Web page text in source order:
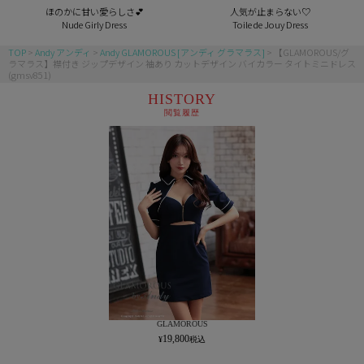
ほのかに甘い愛らしさ💕
Nude Girly Dress
人気が止まらない♡
Toile de Jouy Dress
TOP Andy アンディ Andy GLAMOROUS [アンディ グラマラス]
【GLAMOROUS/グ
ラマラス】襟付き ジップデザイン 袖あり カットデザイン バイカラー タイトミニドレス
(gmsv851)
HISTORY
閲覧履歴
GLAMOROUS
19,800